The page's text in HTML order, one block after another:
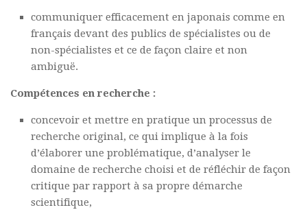
communiquer efficacement en japonais comme en
français devant des publics de spécialistes ou de
non-spécialistes et ce de façon claire et non
ambiguë.
Compétences en recherche :
concevoir et mettre en pratique un processus de
recherche original, ce qui implique à la fois
d’élaborer une problématique, d’analyser le
domaine de recherche choisi et de réfléchir de façon
critique par rapport à sa propre démarche
scientifique,